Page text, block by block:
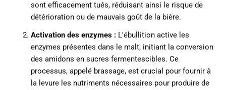
sont efficacement tués, réduisant ainsi le risque de
détérioration ou de mauvais goût de la bière.
Activation des enzymes : L'ébullition active les
enzymes présentes dans le malt, initiant la conversion
des amidons en sucres fermentescibles. Ce
processus, appelé brassage, est crucial pour fournir à
la levure les nutriments nécessaires pour produire de